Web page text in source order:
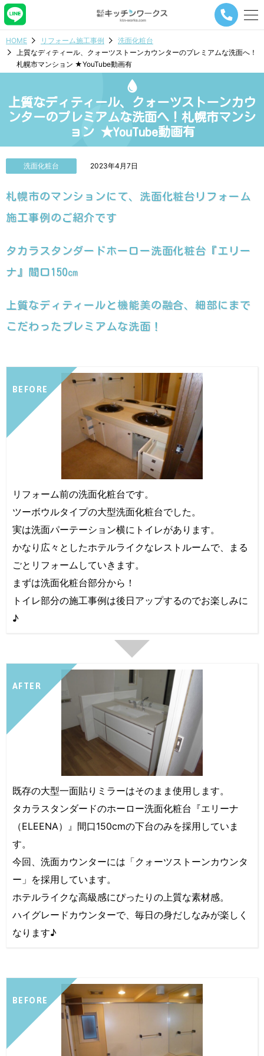
メ
ー
ビ
シ
ョ
タ
HOME リフォーム施工事例
洗面化粧台
上質なディティール、クォーツストーンカウンターのプレミアムな洗面へ！
札幌市マンション ★YouTube動画有
上質なディティール、クォーツストーンカウ
ンターのプレミアムな洗面へ！札幌市マンシ
ョン ★YouTube動画有
洗面化粧台 2023年4月7日
札幌市のマンションにて、洗面化粧台リフォーム
施工事例のご紹介です
タカラスタンダードホーロー洗面化粧台『エリー
ナ』間口150㎝
上質なディティールと機能美の融合、細部にまで
こだわったプレミアムな洗面！
BEFORE
リフォーム前の洗面化粧台です。
ツーボウルタイプの大型洗面化粧台でした。
実は洗面パーテーション横にトイレがあります。
かなり広々としたホテルライクなレストルームで、まる
ごとリフォームしていきます。
まずは洗面化粧台部分から！
トイレ部分の施工事例は後日アップするのでお楽しみに
♪
AFTER
既存の大型一面貼りミラーはそのまま使用します。
タカラスタンダードのホーロー洗面化粧台『エリーナ
（ELEENA）』間口150cmの下台のみを採用していま
す。
今回、洗面カウンターには「クォーツストーンカウンタ
ー」を採用しています。
ホテルライクな高級感にぴったりの上質な素材感。
ハイグレードカウンターで、毎日の身だしなみが楽しく
なります♪
BEFORE